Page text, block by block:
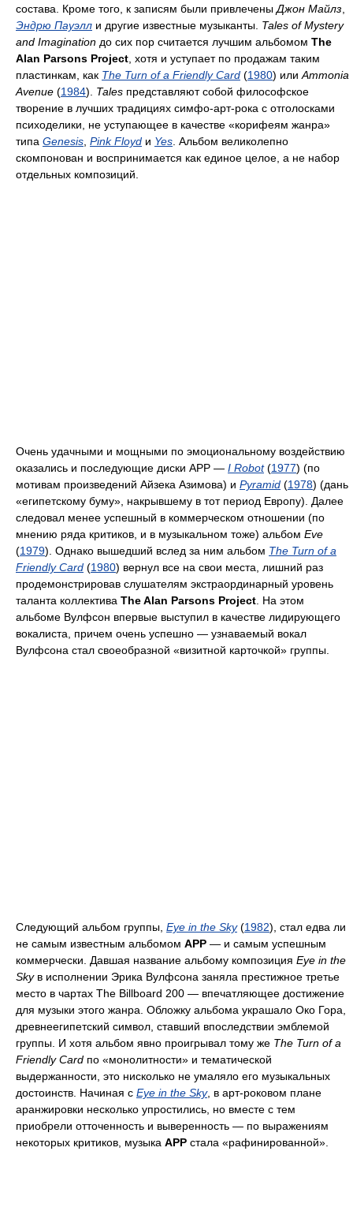
состава. Кроме того, к записям были привлеченыДжон Майлз,
Эндрю Пауэлл и другие известные музыканты. Tales of Mystery
and Imagination до сих пор считается лучшим альбомом The
Alan Parsons Project, хотя и уступает по продажам таким
пластинкам, как The Turn of a Friendly Card (1980) илиAmmonia
Avenue (1984). Tales представляют собой философское
творение в лучших традициях симфо-арт-рока с отголосками
психоделики, не уступающее в качестве «корифеям жанра»
типа Genesis, Pink Floyd и Yes. Альбом великолепно
скомпонован и воспринимается как единое целое, а не набор
отдельных композиций.
Очень удачными и мощными по эмоциональному воздействию
оказались и последующие диски APP — I Robot(1977) (по
мотивам произведений Айзека Азимова) и Pyramid (1978) (дань
«египетскому буму», накрывшему в тот период Европу). Далее
следовал менее успешный в коммерческом отношении (по
мнению ряда критиков, и в музыкальном тоже) альбом Eve
(1979). Однако вышедший вслед за ним альбом The Turn of a
Friendly Card (1980) вернул все на свои места, лишний раз
продемонстрировав слушателям экстраординарный уровень
таланта коллектива The Alan Parsons Project. На этом
альбоме Вулфсон впервые выступил в качестве лидирующего
вокалиста, причем очень успешно — узнаваемый вокал
Вулфсона стал своеобразной «визитной карточкой» группы.
Следующий альбом группы, Eye in the Sky(1982), стал едва ли
не самым известным альбомом APP — и самым успешным
коммерчески. Давшая название альбому композиция Eye in the
Skyв исполнении Эрика Вулфсона заняла престижное третье
место в чартах The Billboard 200 — впечатляющее достижение
для музыки этого жанра. Обложку альбома украшало Око Гора,
древнеегипетский символ, ставший впоследствии эмблемой
группы. И хотя альбом явно проигрывал тому же The Turn of a
Friendly Card по «монолитности» и тематической
выдержанности, это нисколько не умаляло его музыкальных
достоинств. Начиная с Eye in the Sky, в арт-роковом плане
аранжировки несколько упростились, но вместе с тем
приобрели отточенность и выверенность — по выражениям
некоторых критиков, музыка APP стала «рафинированной».